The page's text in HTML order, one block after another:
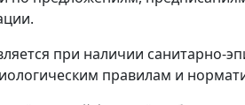
при наличии санитарно-
правилам и